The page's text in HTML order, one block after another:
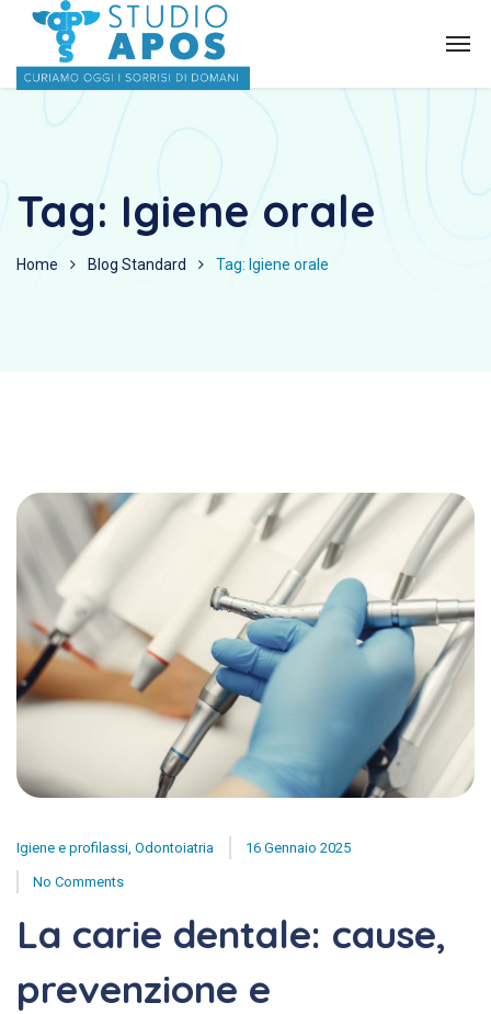
Tag: Igiene orale
Home Blog Standard Tag: Igiene orale
Igiene e profilassi Odontoiatria 16 Gennaio 2025
No Comments
La carie dentale: cause,
prevenzione e